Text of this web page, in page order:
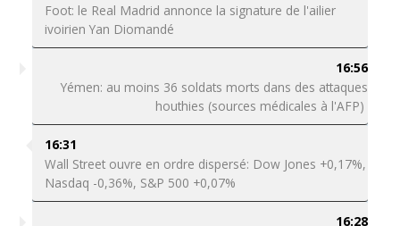
Foot: le Real Madrid annonce la signature de l'ailier
ivoirien Yan Diomandé
16:56
Yémen: au moins 36 soldats morts dans des attaques
houthies (sources médicales à l'AFP)
16:31
Wall Street ouvre en ordre dispersé: Dow Jones +0,17%,
Nasdaq -0,36%, S&P 500 +0,07%
16:28